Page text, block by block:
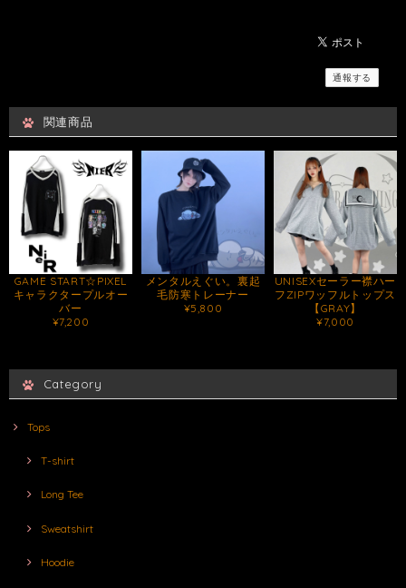
通報する
関連商品
GAME START☆PIXEL
キャラクタープルオー
バー
¥7,200
メンタルえぐい。裏起
毛防寒トレーナー
¥5,800
UNISEXセーラー襟ハー
フZIPワッフルトップス
【GRAY】
¥7,000
Category
Tops
T-shirt
Long Tee
Sweatshirt
Hoodie